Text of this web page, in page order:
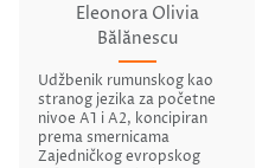
Eleonora Olivia
Bălănescu
Udžbenik rumunskog kao
stranog jezika za početne
nivoe A1 i A2, koncipiran
prema smernicama
Zajedničkog evropskog